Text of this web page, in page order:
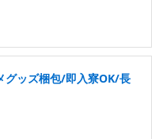
グッズ梱包/即入寮OK/長